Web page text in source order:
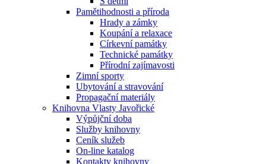
Pamětihodnosti a příroda
Hrady a zámky
Koupání a relaxace
Církevní památky
Technické památky
Přírodní zajímavosti
Zimní sporty
Ubytování a stravování
Propagační materiály
Knihovna Vlasty Javořické
Výpůjční doba
Služby knihovny
Ceník služeb
On-line katalog
Kontakty knihovny